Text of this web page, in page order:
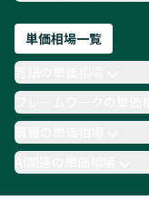
単価相場一覧
職種の単価相場
AI関連の単価相場